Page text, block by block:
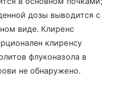
дозы выводится с
виде. Клиренс
клиренсу
флуконазола в
не обнаружено.